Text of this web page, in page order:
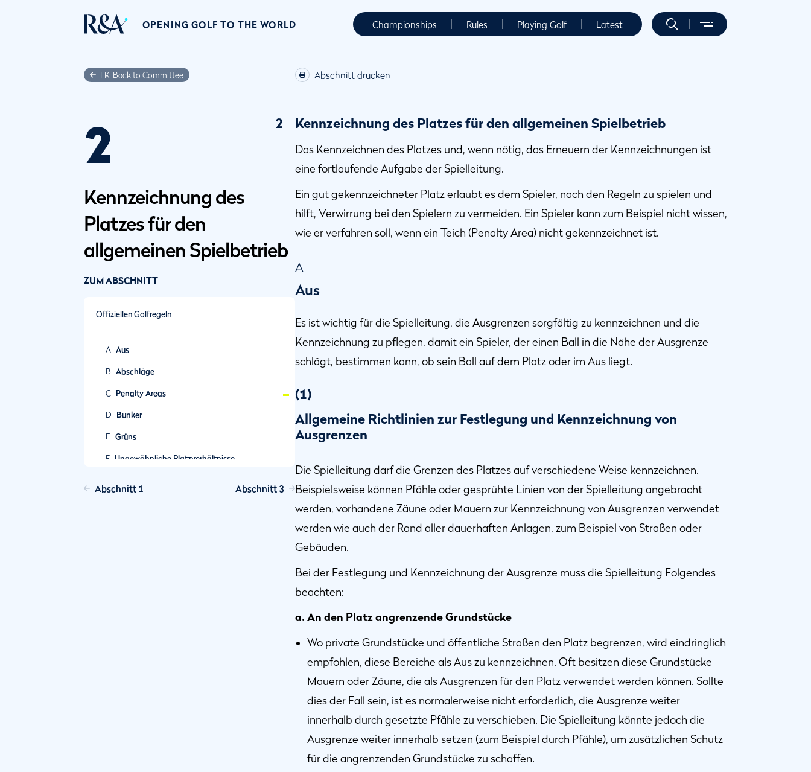
OPENING GOLF TO THE WORLD Championships Rules Playing Golf Latest
FK: Back to Committee
2
Kennzeichnung des
Platzes für den
allgemeinen Spielbetrieb
ZUM ABSCHNITT
Offiziellen Golfregeln
A Aus
B Abschläge
C Penalty Areas
D Bunker
E Grüns
F Ungewöhnliche Platzverhältnisse
Abschnitt 1 Abschnitt 3
Abschnitt drucken
2 Kennzeichnung des Platzes für den allgemeinen Spielbetrieb
Das Kennzeichnen des Platzes und, wenn nötig, das Erneuern der Kennzeichnungen ist
eine fortlaufende Aufgabe der Spielleitung.
Ein gut gekennzeichneter Platz erlaubt es dem Spieler, nach den Regeln zu spielen und
hilft, Verwirrung bei den Spielern zu vermeiden. Ein Spieler kann zum Beispiel nicht wissen,
wie er verfahren soll, wenn ein Teich (Penalty Area) nicht gekennzeichnet ist.
A
Aus
Es ist wichtig für die Spielleitung, die Ausgrenzen sorgfältig zu kennzeichnen und die
Kennzeichnung zu pflegen, damit ein Spieler, der einen Ball in die Nähe der Ausgrenze
schlägt, bestimmen kann, ob sein Ball auf dem Platz oder im Aus liegt.
(1)
Allgemeine Richtlinien zur Festlegung und Kennzeichnung von
Ausgrenzen
Die Spielleitung darf die Grenzen des Platzes auf verschiedene Weise kennzeichnen.
Beispielsweise können Pfähle oder gesprühte Linien von der Spielleitung angebracht
werden, vorhandene Zäune oder Mauern zur Kennzeichnung von Ausgrenzen verwendet
werden wie auch der Rand aller dauerhaften Anlagen, zum Beispiel von Straßen oder
Gebäuden.
Bei der Festlegung und Kennzeichnung der Ausgrenze muss die Spielleitung Folgendes
beachten:
a. An den Platz angrenzende Grundstücke
Wo private Grundstücke und öffentliche Straßen den Platz begrenzen, wird eindringlich
empfohlen, diese Bereiche als Aus zu kennzeichnen. Oft besitzen diese Grundstücke
Mauern oder Zäune, die als Ausgrenzen für den Platz verwendet werden können. Sollte
dies der Fall sein, ist es normalerweise nicht erforderlich, die Ausgrenze weiter
innerhalb durch gesetzte Pfähle zu verschieben. Die Spielleitung könnte jedoch die
Ausgrenze weiter innerhalb setzen (zum Beispiel durch Pfähle), um zusätzlichen Schutz
für die angrenzenden Grundstücke zu schaffen.